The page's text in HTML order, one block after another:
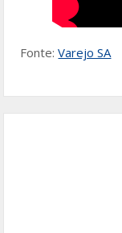
Fonte:Varejo SA